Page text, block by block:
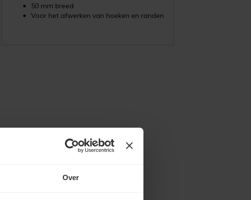
Over
50 mm breed
Voor het afwerken van hoeken en randen